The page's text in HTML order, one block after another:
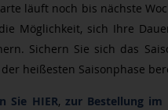
läuft noch bis nächste
Möglichkeit, sich Ihre
Sichern Sie sich das
heißesten Saisonphase
Sie HIER, zur Bestellung im